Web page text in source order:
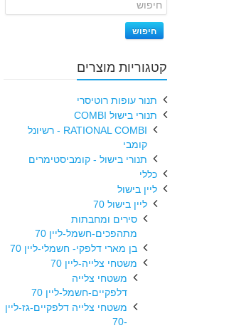
חיפוש
קטגוריות מוצרים
תנור עופות רוטיסרי
תנורי בישול COMBI
RATIONAL COMBI - רשיונל
קומבי
תנורי בישול - קומביסטימרים
כללי
ליין בישול
ליין בישול 70
סירים ומחבתות
מתהפכים-חשמל-ליין 70
בן מארי דלפקי- חשמלי-ליין 70
משטחי צלייה-ליין 70
משטחי צלייה
דלפקיים-חשמל-ליין 70
משטחי צלייה דלפקיים-גז-ליין
-70